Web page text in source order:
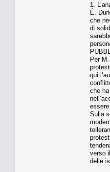
1.
É.
che
di
Per
qui
che
Sulla
verso
delle